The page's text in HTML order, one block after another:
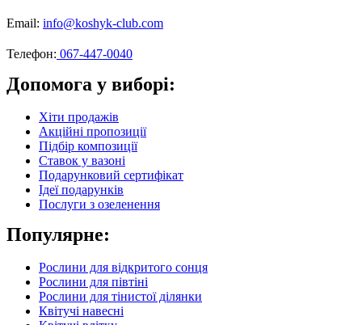
Email: info@koshyk-club.com
Телефон: 067-447-0040
Допомога у виборі:
Хіти продажів
Акційні пропозиції
Підбір композиції
Ставок у вазоні
Подарунковий сертифікат
Ідеї подарунків
Послуги з озеленення
Популярне:
Рослини для відкритого сонця
Рослини для півтіні
Рослини для тінистої ділянки
Квітучі навесні